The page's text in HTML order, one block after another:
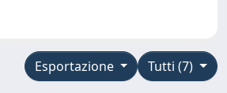
Tutti (7)
Esportazione